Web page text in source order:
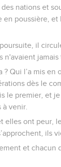
nations et
en poussière,
il
n'avaient jamais
? Qui l’a mis
dès le
le premier, et
venir.
elles ont peur,
ils
et chacun